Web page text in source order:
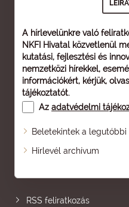
A hírlevelünkre való
NKFI Hivatal közvetlenül
kutatási, fejlesztési és
nemzetközi hírekkel,
információkért, kérjük,
tájékoztatót.
Az adatvédelmi
Beletekintek a
Hírlevél archívum
Oldaltérkép
RSS feliratkozás